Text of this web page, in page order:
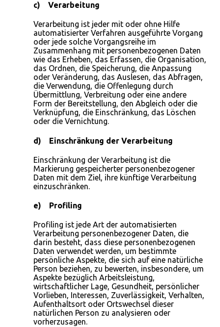
c) Verarbeitung
Verarbeitung ist jeder mit oder ohne Hilfe
automatisierter Verfahren ausgeführte Vorgang
oder jede solche Vorgangsreihe im
Zusammenhang mit personenbezogenen Daten
wie das Erheben, das Erfassen, die Organisation,
das Ordnen, die Speicherung, die Anpassung
oder Veränderung, das Auslesen, das Abfragen,
die Verwendung, die Offenlegung durch
Übermittlung, Verbreitung oder eine andere
Form der Bereitstellung, den Abgleich oder die
Verknüpfung, die Einschränkung, das Löschen
oder die Vernichtung.
d) Einschränkung der Verarbeitung
Einschränkung der Verarbeitung ist die
Markierung gespeicherter personenbezogener
Daten mit dem Ziel, ihre künftige Verarbeitung
einzuschränken.
e) Profiling
Profiling ist jede Art der automatisierten
Verarbeitung personenbezogener Daten, die
darin besteht, dass diese personenbezogenen
Daten verwendet werden, um bestimmte
persönliche Aspekte, die sich auf eine natürliche
Person beziehen, zu bewerten, insbesondere, um
Aspekte bezüglich Arbeitsleistung,
wirtschaftlicher Lage, Gesundheit, persönlicher
Vorlieben, Interessen, Zuverlässigkeit, Verhalten,
Aufenthaltsort oder Ortswechsel dieser
natürlichen Person zu analysieren oder
vorherzusagen.